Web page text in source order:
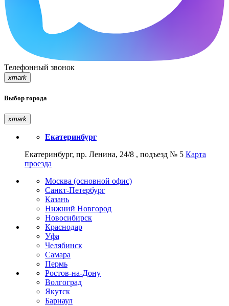
Телефонный звонок
xmark
Выбор города
xmark
Екатеринбург
Екатеринбург, пр. Ленина, 24/8 , подъезд № 5 Карта
проезда
Москва (основной офис)
Санкт-Петербург
Казань
Нижний Новгород
Новосибирск
Краснодар
Уфа
Челябинск
Самара
Пермь
Ростов-на-Дону
Волгоград
Якутск
Барнаул